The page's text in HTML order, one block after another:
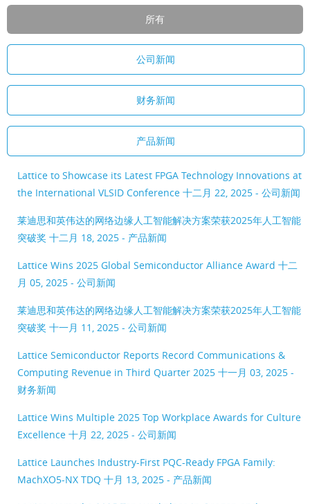
所有
公司新闻
财务新闻
产品新闻
Lattice to Showcase its Latest FPGA Technology Innovations at
the International VLSID Conference 十二月 22, 2025 - 公司新闻
莱迪思和英伟达的网络边缘人工智能解决方案荣获2025年人工智能
突破奖 十二月 18, 2025 - 产品新闻
Lattice Wins 2025 Global Semiconductor Alliance Award 十二
月 05, 2025 - 公司新闻
莱迪思和英伟达的网络边缘人工智能解决方案荣获2025年人工智能
突破奖 十一月 11, 2025 - 公司新闻
Lattice Semiconductor Reports Record Communications &
Computing Revenue in Third Quarter 2025 十一月 03, 2025 -
财务新闻
Lattice Wins Multiple 2025 Top Workplace Awards for Culture
Excellence 十月 22, 2025 - 公司新闻
Lattice Launches Industry-First PQC-Ready FPGA Family:
MachXO5-NX TDQ 十月 13, 2025 - 产品新闻